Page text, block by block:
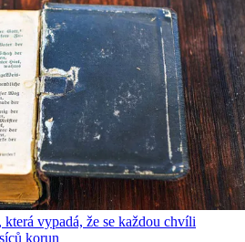
vypadá, že se každou chvíli
korun